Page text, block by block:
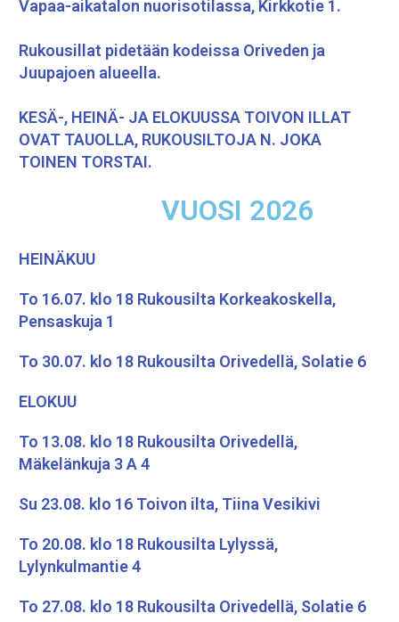
Vapaa-aikatalon nuorisotilassa, Kirkkotie 1.
Rukousillat pidetään kodeissa Oriveden ja
Juupajoen alueella.
KESÄ-, HEINÄ- JA ELOKUUSSA TOIVON ILLAT
OVAT TAUOLLA, RUKOUSILTOJA N. JOKA
TOINEN TORSTAI.
VUOSI 2026
HEINÄKUU
To 16.07. klo 18 Rukousilta Korkeakoskella,
Pensaskuja 1
To 30.07. klo 18 Rukousilta Orivedellä, Solatie 6
ELOKUU
To 13.08. klo 18 Rukousilta Orivedellä,
Mäkelänkuja 3 A 4
Su 23.08. klo 16 Toivon ilta, Tiina Vesikivi
To 20.08. klo 18 Rukousilta Lylyssä,
Lylynkulmantie 4
To 27.08. klo 18 Rukousilta Orivedellä, Solatie 6